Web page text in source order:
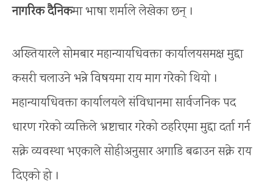
नागरिक दैनिकमा भाषा शर्माले लेखेका छन् ।
अख्तियारले सोमबार महान्यायधिवक्ता कार्यालयसमक्ष मुद्दा
कसरी चलाउने भन्ने विषयमा राय माग गरेको थियो ।
महान्यायधिवक्ता कार्यालयले संविधानमा सार्वजनिक पद
धारण गरेको व्यक्तिले भ्रष्टाचार गरेको ठहरिएमा मुद्दा दर्ता गर्न
सक्ने व्यवस्था भएकाले सोहीअनुसार अगाडि बढाउन सक्ने राय
दिएको हो ।